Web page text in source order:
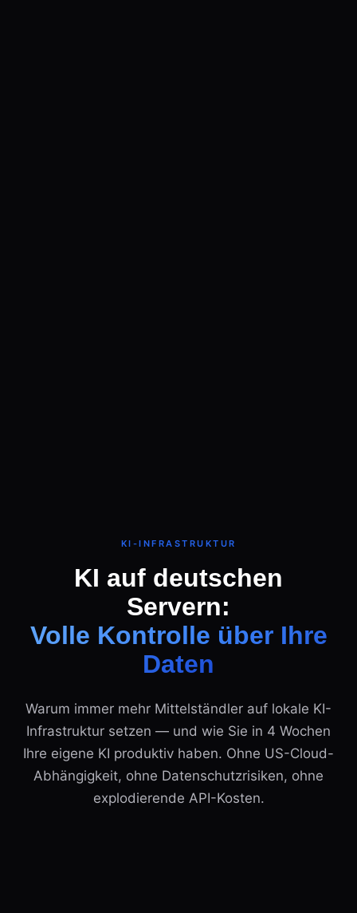
KI-INFRASTRUKTUR
KI auf deutschen
Servern:
Volle Kontrolle über Ihre
Daten
Warum immer mehr Mittelständler auf lokale KI-
Infrastruktur setzen — und wie Sie in 4 Wochen
Ihre eigene KI produktiv haben. Ohne US-Cloud-
Abhängigkeit, ohne Datenschutzrisiken, ohne
explodierende API-Kosten.